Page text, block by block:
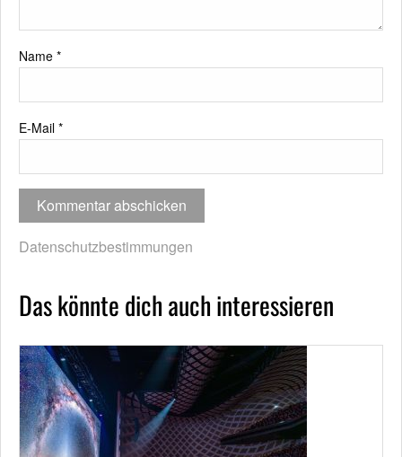
Name *
E-Mail *
Datenschutzbestimmungen
Das könnte dich auch interessieren